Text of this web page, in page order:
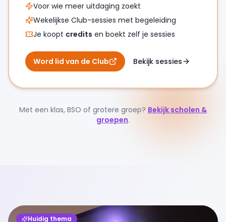
Voor wie meer uitdaging zoekt
Wekelijkse Club-sessies met begeleiding
Je koopt credits en boekt zelf je sessies
Word lid van de Club Bekijk sessies
Met een klas, BSO of grotere groep? Bekijk scholen &
groepen.
Huidig thema